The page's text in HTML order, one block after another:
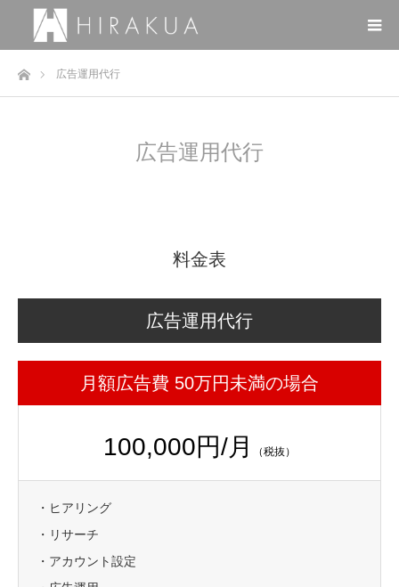
ホーム広告運用代行
広告運用代行
料金表
広告運用代行
月額広告費 50万円未満の場合
100,000円/月 （税抜）
・ヒアリング
・リサーチ
・アカウント設定